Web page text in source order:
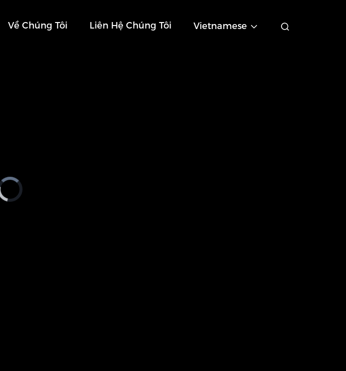
Về Chúng Tôi Liên Hệ Chúng Tôi Vietnamese
Video
Player
is
loading.